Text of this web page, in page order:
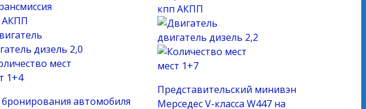
АКПП
дизель 2,0
1+4
автомобиля
кпп АКПП
двигатель дизель 2,2
мест 1+7
Представительский минивэн
Мерседес V-класса W447 на